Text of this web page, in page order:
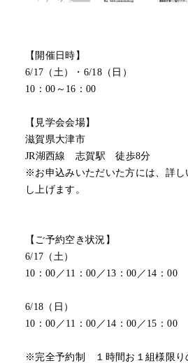
【開催日時】
6/17（土）・6/18（日）
10：00～16：00
【見学会会場】
滋賀県大津市
JR湖西線 志賀駅 徒歩8分
※お申込みいただいた方には、詳
し上げます。
【ご予約空き状況】
6/17（土）
10：00／11：00／13：00／14：00
6/18（日）
10：00／11：00／14：00／15：00
※完全予約制 １時間お１組様限り